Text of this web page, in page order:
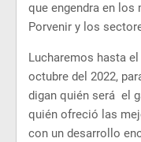
que engendra en los
Porvenir y los
Lucharemos hasta
octubre del 2022,
digan quién será el
quién ofreció las
con un desarrollo